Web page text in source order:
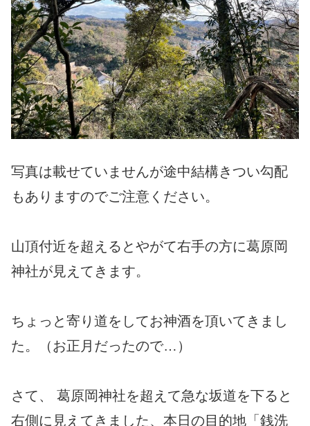
写真は載せていませんが途中結構きつい勾配
もありますのでご注意ください。
山頂付近を超えるとやがて右手の方に葛原岡
神社が見えてきます。
ちょっと寄り道をしてお神酒を頂いてきまし
た。（お正月だったので…）
さて、 葛原岡神社を超えて急な坂道を下ると
右側に見えてきました、本日の目的地「銭洗